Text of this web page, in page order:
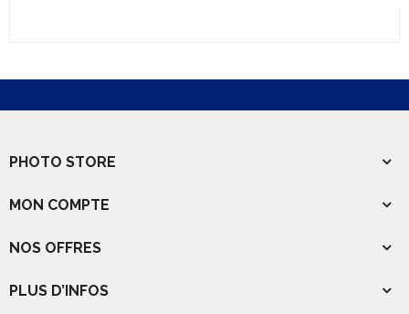
PHOTO STORE
MON COMPTE
NOS OFFRES
PLUS D’INFOS